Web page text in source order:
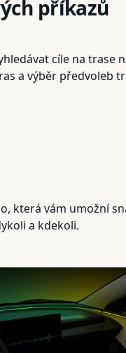
příkazů
cíle na
a výběr předvoleb
která vám umožní
a kdekoli.